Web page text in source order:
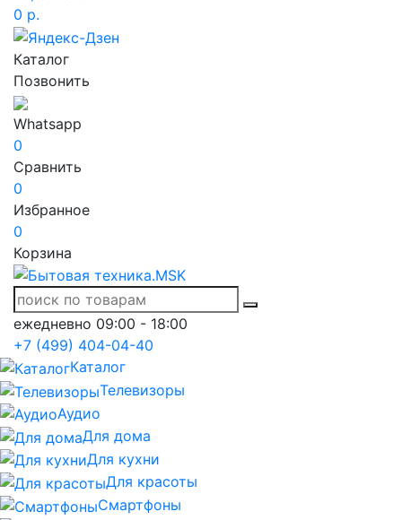
0 р.
Каталог
Позвонить
Whatsapp
0
Сравнить
0
Избранное
0
Корзина
ежедневно 09:00 - 18:00
+7 (499) 404-04-40
Каталог
Телевизоры
Аудио
Для дома
Для кухни
Для красоты
Смартфоны